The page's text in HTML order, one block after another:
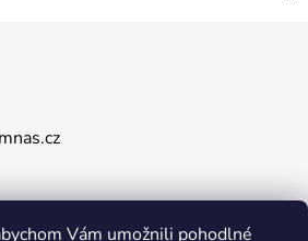
Vám umožnili pohodlné